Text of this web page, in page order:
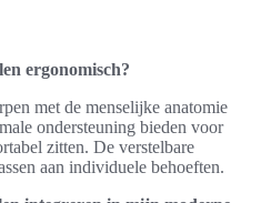
ergonomisch?
met de menselijke anatomie
ondersteuning bieden voor
zitten. De verstelbare
aan individuele behoeften.